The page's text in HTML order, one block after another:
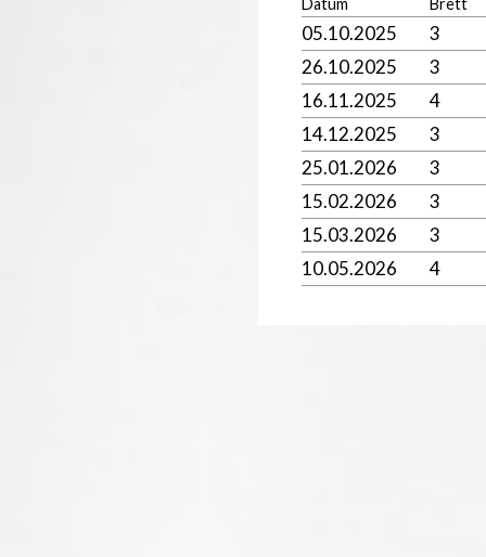
Datum Brett
05.10.2025
3
26.10.2025
3
16.11.2025
4
14.12.2025
3
25.01.2026
3
15.02.2026
3
15.03.2026
3
10.05.2026
4